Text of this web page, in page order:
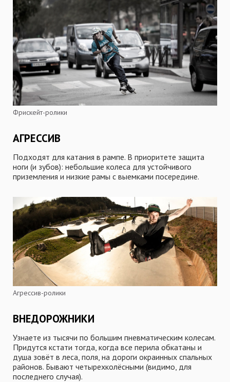
Фрискейт-ролики
АГРЕССИВ
Подходят для катания в рампе. В приоритете защита
ноги (и зубов): небольшие колеса для устойчивого
приземления и низкие рамы с выемками посередине.
Агрессив-ролики
ВНЕДОРОЖНИКИ
Узнаете из тысячи по большим пневматическим колесам.
Придутся кстати тогда, когда все перила обкатаны и
душа зовёт в леса, поля, на дороги окраинных спальных
районов. Бывают четырехколёсными (видимо, для
последнего случая).